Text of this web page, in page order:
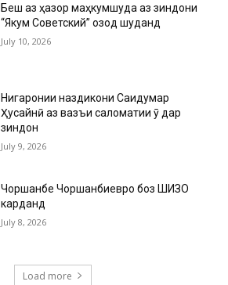
Беш аз ҳазор маҳкумшуда аз зиндони
“Якум Советский” озод шуданд
July 10, 2026
Нигаронии наздикони Саидумар
Ҳусайнӣ аз вазъи саломатии ӯ дар
зиндон
July 9, 2026
Чоршанбе Чоршанбиевро боз ШИЗО
карданд
July 8, 2026
Load more